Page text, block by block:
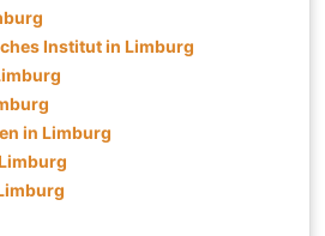
Institut in Limburg
in Limburg